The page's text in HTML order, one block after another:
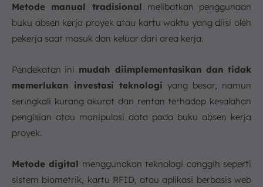
Metode manual tradisional melibatkan penggunaan
buku absen kerja proyek atau kartu waktu yang diisi oleh
pekerja saat masuk dan keluar dari area kerja.
Pendekatan ini mudah diimplementasikan dan tidak
memerlukan investasi teknologi yang besar, namun
seringkali kurang akurat dan rentan terhadap kesalahan
pengisian atau manipulasi data pada buku absen kerja
proyek.
Metode digital menggunakan teknologi canggih seperti
sistem biometrik, kartu RFID, atau aplikasi berbasis web